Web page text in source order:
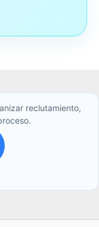
reclutamiento,